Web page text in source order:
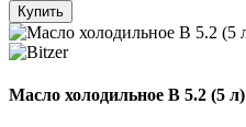
Купить
Масло холодильное B 5.2 (5 л)